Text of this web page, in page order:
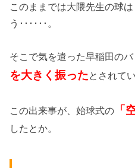
このままでは大隈先生の球
う･･････。
そこで気を遣った早稲田の
を大きく振ったとされて
この出来事が、始球式の 「
したとか。